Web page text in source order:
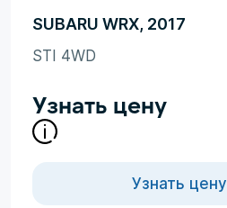
SUBARU WRX, 2017
STI 4WD
Узнать цену
Узнать цену